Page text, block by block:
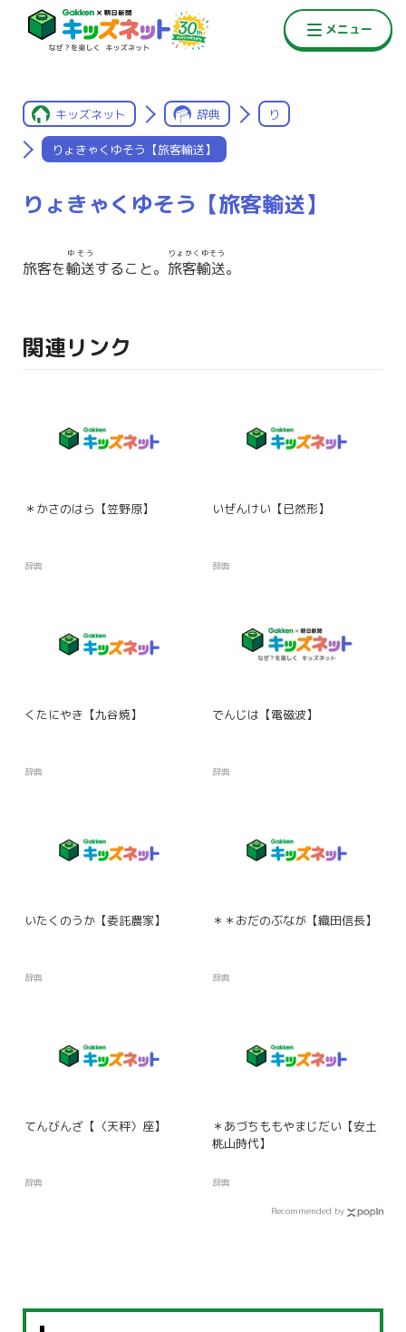
キッズネット 辞典 り
りょきゃくゆそう【旅客輸送】
りょきゃくゆそう【旅客輸送】
旅客を輸送
ゆそう
すること。 旅客輸送
りょかくゆそう
。
関連リンク
＊かさのはら【笠野原】
辞典
いぜんけい【已然形】
辞典
くたにやき【九谷焼】
辞典
でんじは【電磁波】
辞典
いたくのうか【委託農家】
辞典
＊＊おだのぶなが【織田信長】
辞典
てんびんざ【〈天秤〉座】
辞典
＊あづちももやまじだい【安土
桃山時代】
辞典
Recommended by